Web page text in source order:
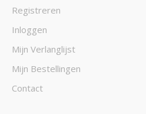
Registreren
Inloggen
Mijn Verlanglijst
Mijn Bestellingen
Contact